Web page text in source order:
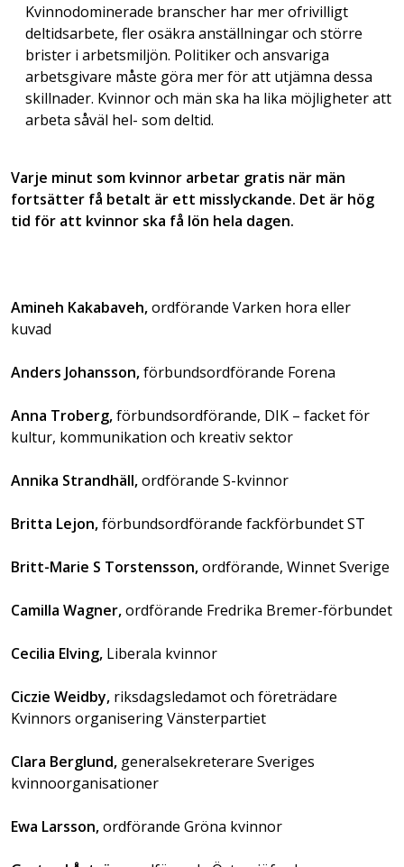
Kvinnodominerade branscher har mer ofrivilligt
deltidsarbete, fler osäkra anställningar och större
brister i arbetsmiljön. Politiker och ansvariga
arbetsgivare måste göra mer för att utjämna dessa
skillnader. Kvinnor och män ska ha lika möjligheter att
arbeta såväl hel- som deltid.
Varje minut som kvinnor arbetar gratis när män
fortsätter få betalt är ett misslyckande. Det är hög
tid för att kvinnor ska få lön hela dagen.
Amineh Kakabaveh,ordförande Varken hora eller
kuvad
Anders Johansson,förbundsordförande Forena
Anna Troberg,förbundsordförande, DIK – facket för
kultur, kommunikation och kreativ sektor
Annika Strandhäll,ordförande S-kvinnor
Britta Lejon,förbundsordförande fackförbundet ST
Britt-Marie S Torstensson,ordförande, Winnet Sverige
Camilla Wagner,ordförande Fredrika Bremer-förbundet
Cecilia Elving, Liberala kvinnor
Ciczie Weidby, riksdagsledamot och företrädare
Kvinnors organisering Vänsterpartiet
Clara Berglund, generalsekreterare Sveriges
kvinnoorganisationer
Ewa Larsson,ordförande Gröna kvinnor